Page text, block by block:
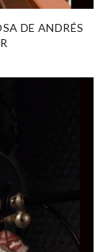
DE ANDRÉS